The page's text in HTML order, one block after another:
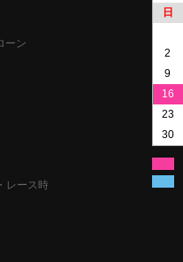
ーン
レース時
日
2
9
16
23
30